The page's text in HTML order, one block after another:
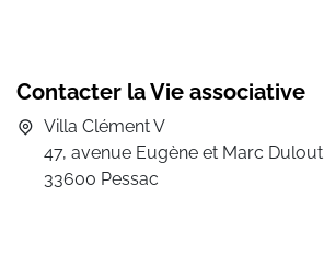
Contacter la Vie associative
Villa Clément V
47, avenue Eugène et Marc Dulout
33600 Pessac